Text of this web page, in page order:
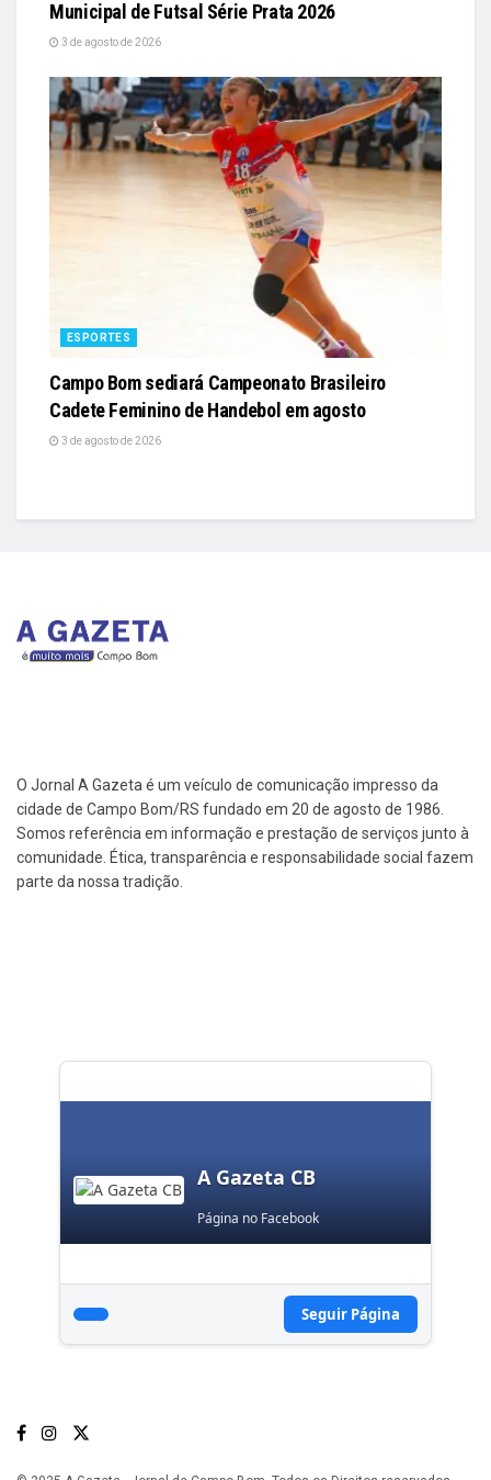
Municipal de Futsal Série Prata 2026
3 de agosto de 2026
ESPORTES
Campo Bom sediará Campeonato Brasileiro
Cadete Feminino de Handebol em agosto
3 de agosto de 2026
O Jornal A Gazeta é um veículo de comunicação impresso da
cidade de Campo Bom/RS fundado em 20 de agosto de 1986.
Somos referência em informação e prestação de serviços junto à
comunidade. Ética, transparência e responsabilidade social fazem
parte da nossa tradição.
A Gazeta CB
Página no Facebook
Seguir Página